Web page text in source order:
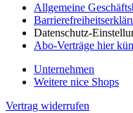
Allgemeine
Datenschutz-
Abo-Verträge hier
Unternehmen
Weitere nice Shops
Vertrag widerrufen